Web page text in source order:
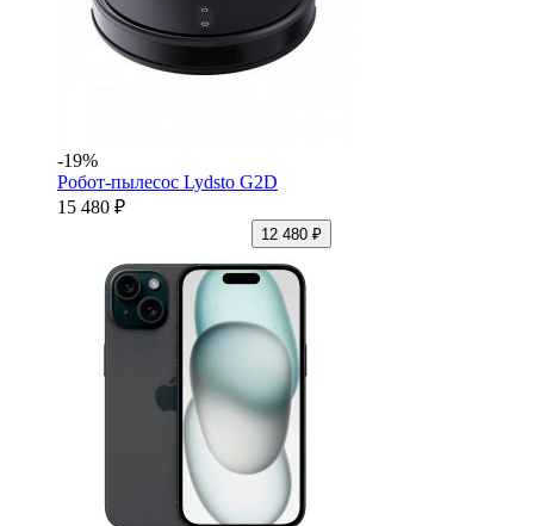
-19%
Робот-пылесос Lydsto G2D
15 480 ₽
12 480 ₽